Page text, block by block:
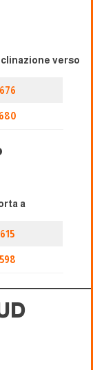
verso
a